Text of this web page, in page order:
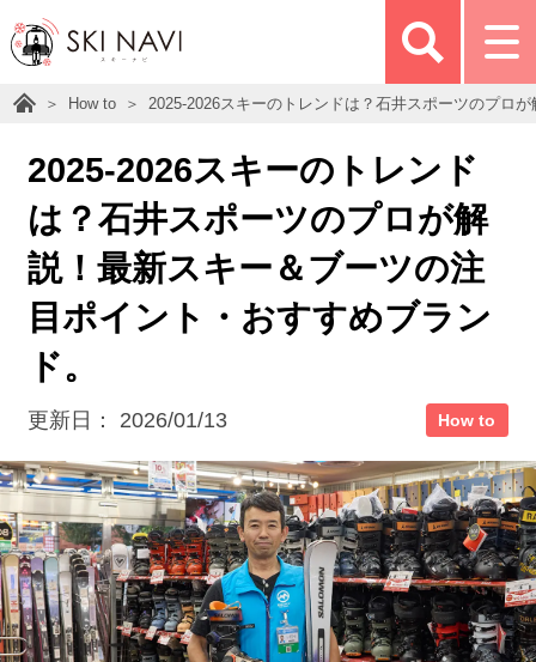
How to 2025-2026スキーのトレンドは？石井スポーツのプロ
2025-2026スキーのトレンド
は？石井スポーツのプロが解
説！最新スキー＆ブーツの注
目ポイント・おすすめブラン
ド。
更新日： 2026/01/13 How to